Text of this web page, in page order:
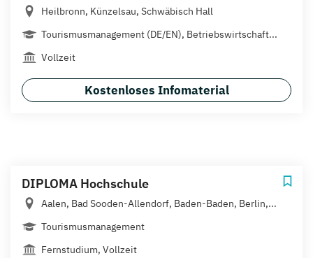
Heilbronn, Künzelsau, Schwäbisch Hall
Tourismusmanagement (DE/EN), Betriebswirtschaft...
Vollzeit
Kostenloses Infomaterial
DIPLOMA Hochschule
Aalen, Bad Sooden-Allendorf, Baden-Baden, Berlin,...
Tourismusmanagement
Fernstudium, Vollzeit